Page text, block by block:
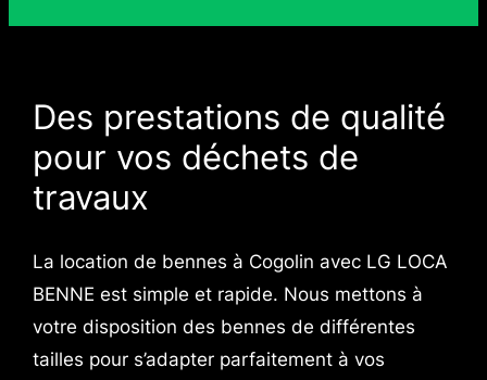
Des prestations de qualité
pour vos déchets de
travaux
La location de bennes à Cogolin avec LG LOCA
BENNE est simple et rapide. Nous mettons à
votre disposition des bennes de différentes
tailles pour s’adapter parfaitement à vos